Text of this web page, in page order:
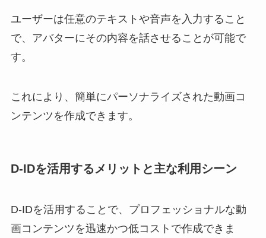
ユーザーは任意のテキストや音声を入力すること
で、アバターにその内容を話させることが可能で
す。
これにより、簡単にパーソナライズされた動画コ
ンテンツを作成できます。
D-IDを活用するメリットと主な利用シーン
D-IDを活用することで、プロフェッショナルな動
画コンテンツを迅速かつ低コストで作成できま